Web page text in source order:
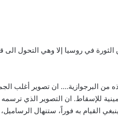
الثورة في روسيا إلا وهي التحول
البرجوازية…. ان تصوير أغلب
للإسقاط. ان التصوير الذي ترسمه
به فوراً، ستنهال الرساميل،